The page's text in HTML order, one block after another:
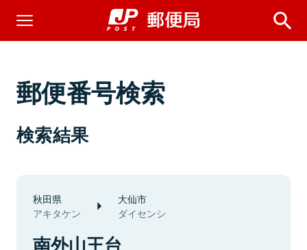
郵便番号検索
検索結果
秋田県
アキタケン
大仙市
ダイセンシ
南外山王台